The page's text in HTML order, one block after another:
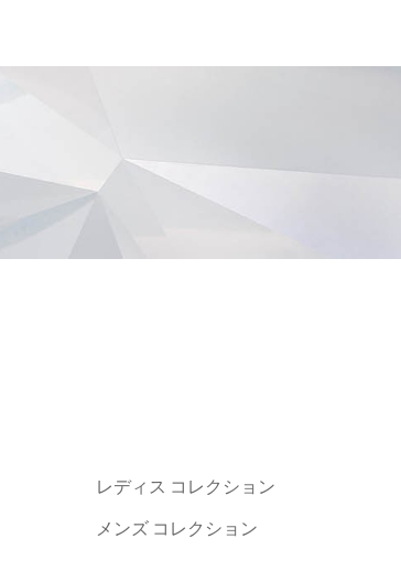
レディス コレクション
メンズ コレクション